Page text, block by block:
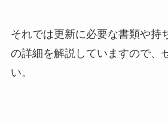
それでは更新に必要な書類や持
の詳細を解説していますので、
い。